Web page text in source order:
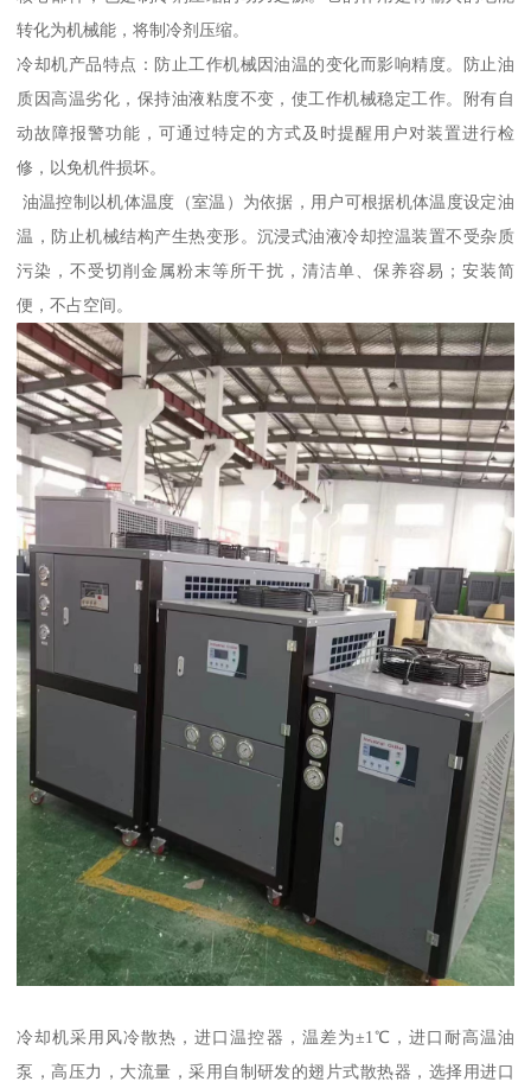
转化为机械能，将制冷剂压缩。
冷却机产品特点：防止工作机械因油温的变化而影响精度。防止油
质因高温劣化，保持油液粘度不变，使工作机械稳定工作。附有自
动故障报警功能，可通过特定的方式及时提醒用户对装置进行检
修，以免机件损坏。
油温控制以机体温度（室温）为依据，用户可根据机体温度设定油
温，防止机械结构产生热变形。沉浸式油液冷却控温装置不受杂质
污染，不受切削金属粉末等所干扰，清洁单、保养容易；安装简
便，不占空间。
冷却机采用风冷散热，进口温控器，温差为±1℃，进口耐高温油
泵，高压力，大流量，采用自制研发的翅片式散热器，选择用进口